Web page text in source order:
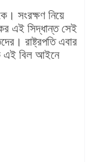
সংরক্ষণ নিয়ে
এই সিদ্ধান্ত সেই
রাষ্ট্রপতি এবার
এই বিল আইনে